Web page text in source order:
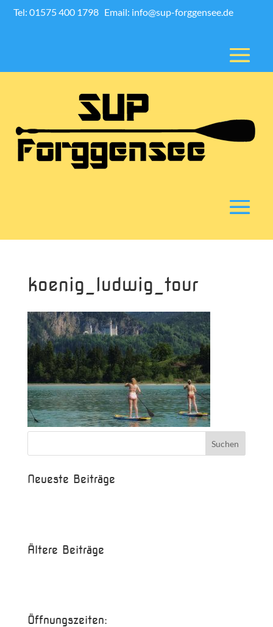
Tel: 01575 400 1798 Email: info@sup-forggensee.de
koenig_ludwig_tour
Neueste Beiträge
Ältere Beiträge
Öffnungszeiten: